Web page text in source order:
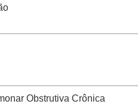
Obstrutiva Crônica